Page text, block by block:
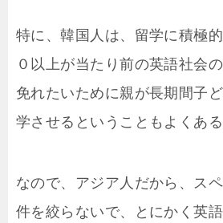
特に、韓国人は、留学に積極
０以上が当たり前の英語社会
免れたいために親が長期間子
学させるということもよくある
なので、アジア人だから、ス
件を絞らないで、とにかく英